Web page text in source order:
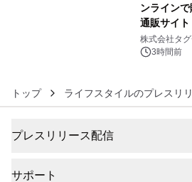
ンライン
通販サイ
プン
株式会社タ
3時間前
トップ ライフスタイルのプレスリ
プレスリリース配信
サポート